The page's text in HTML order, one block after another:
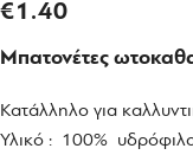
€1.40
Μπατονέτες
Κατάλληλο για
Υλικό : 100%